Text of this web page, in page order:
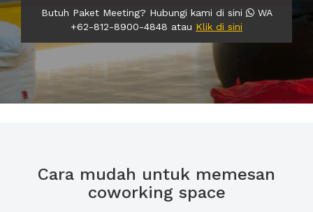
Butuh Paket Meeting? Hubungi kami di sini
WA
+62-812-8900-4848 atau Klik di sini
Cara mudah untuk memesan
coworking space